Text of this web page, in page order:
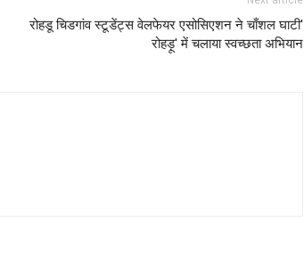
रोहडू चिडगांव स्टूडेंट्स वेलफेयर एसोसिएशन ने चाँशल घाटी'
रोहड़ू' में चलाया स्वच्छता अभियान